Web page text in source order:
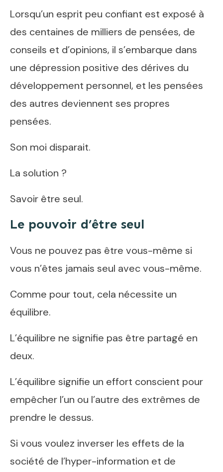
Lorsqu’un esprit peu confiant est exposé à
des centaines de milliers de pensées, de
conseils et d’opinions, il s’embarque dans
une dépression positive des dérives du
développement personnel, et les pensées
des autres deviennent ses propres
pensées.
Son moi disparait.
La solution ?
Savoir être seul.
Le pouvoir d’être seul
Vous ne pouvez pas être vous-même si
vous n’êtes jamais seul avec vous-même.
Comme pour tout, cela nécessite un
équilibre.
L’équilibre ne signifie pas être partagé en
deux.
L’équilibre signifie un effort conscient pour
empêcher l’un ou l’autre des extrêmes de
prendre le dessus.
Si vous voulez inverser les effets de la
société de l’hyper-information et de